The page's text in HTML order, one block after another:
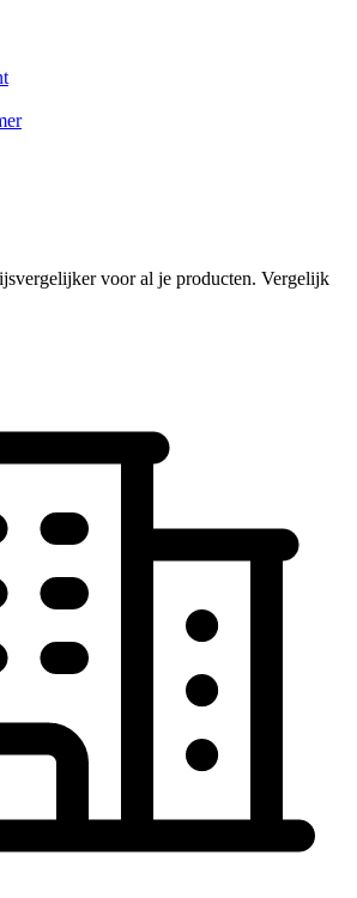
voor al je producten. Vergelijk